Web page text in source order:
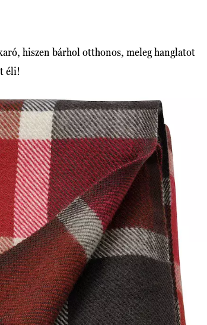
hiszen bárhol otthonos, meleg hanglatot
éli!